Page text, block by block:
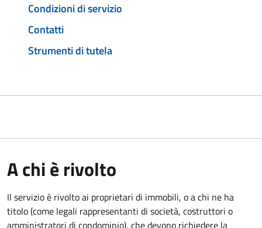
Condizioni di servizio
Contatti
Strumenti di tutela
A chi è rivolto
Il servizio è rivolto ai proprietari di immobili, o a chi ne ha
titolo (come legali rappresentanti di società, costruttori o
amministratori di condominio), che devono richiedere la